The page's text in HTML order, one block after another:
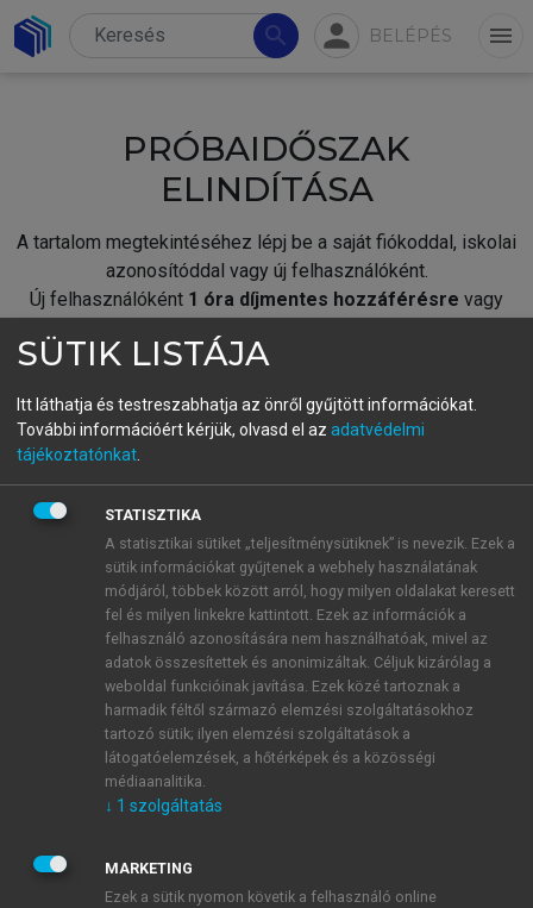
search person BELÉPÉS menu
PRÓBAIDŐSZAK
ELINDÍTÁSA
A tartalom megtekintéséhez lépj be a saját fiókoddal, iskolai
azonosítóddal vagy új felhasználóként.
Új felhasználóként 1 óra díjmentes hozzáférésre vagy
fiókoddal,vagy hozz létre új fiókot.
A regisztráció után apróbaidőszakautomatikusan
BELÉPÉS SAJÁT FIÓKKAL
ÚJ FIÓK LÉTREHOZÁSA
1 óra díjmentes hozzáférés
E-MAIL-CÍM
JELSZÓ
SÜTIK LISTÁJA
Itt láthatja és testreszabhatja az önről gyűjtött információkat.
További információért kérjük, olvasd el az adatvédelmi
tájékoztatónkat
STATISZTIKA
A statisztikai sütiket „teljesítménysütiknek” is nevezik. Ezek a
sütik információkat gyűjtenek a webhely használatának
módjáról, többek között arról, hogy milyen oldalakat keresett
fel és milyen linkekre kattintott. Ezek az információk a
felhasználó azonosítására nem használhatóak, mivel az
adatok összesítettek és anonimizáltak. Céljuk kizárólag a
weboldal funkcióinak javítása. Ezek közé tartoznak a
harmadik féltől származó elemzési szolgáltatásokhoz
tartozó sütik; ilyen elemzési szolgáltatások a
látogatóelemzések, a hőtérképek és a közösségi
médiaanalitika.
↓ 1 szolgáltatás
MARKETING
Ezek a sütik nyomon követik a felhasználó online